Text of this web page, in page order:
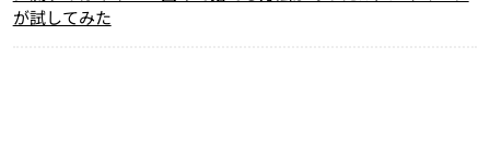
が試してみた